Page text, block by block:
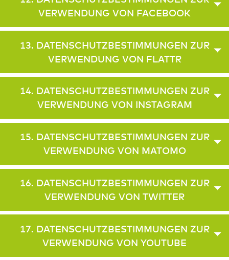
VERWENDUNG VON FACEBOOK
13. DATENSCHUTZBESTIMMUNGEN ZUR
VERWENDUNG VON FLATTR
14. DATENSCHUTZBESTIMMUNGEN ZUR
VERWENDUNG VON INSTAGRAM
15. DATENSCHUTZBESTIMMUNGEN ZUR
VERWENDUNG VON MATOMO
16. DATENSCHUTZBESTIMMUNGEN ZUR
VERWENDUNG VON TWITTER
17. DATENSCHUTZBESTIMMUNGEN ZUR
VERWENDUNG VON YOUTUBE